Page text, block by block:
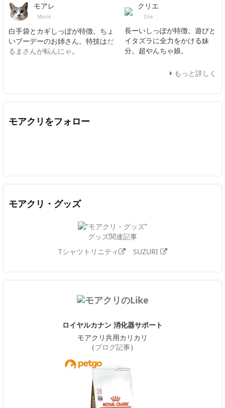
モアレ
Moire
白手袋とカギしっぽが特徴。ちょ
いブーデーのお姉さん。特技はだ
るまさんが転んにゃ。
クリエ
Crie
長ーいしっぽが特徴。遊びと
イタズラに全力をかける妹
分。超やんちゃ娘。
もっと詳しく
モアクリをフォロー
モアクリ・グッズ
グッズ関連記事
Tシャツトリニティ
SUZURI
ロイヤルカナン 消化器サポート
モアクリ共用カリカリ
（ブログ記事）